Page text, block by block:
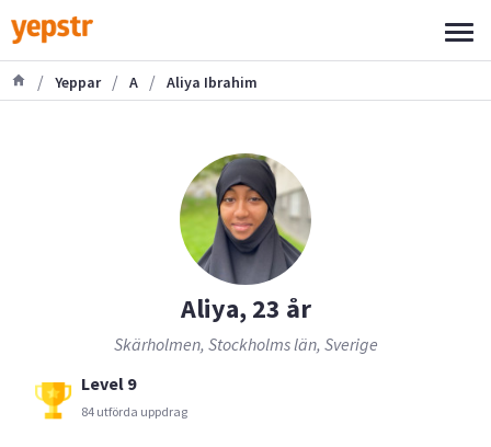
/ Yeppar / A / Aliya Ibrahim
Aliya, 23 år
Skärholmen, Stockholms län, Sverige
Level 9
84 utförda uppdrag